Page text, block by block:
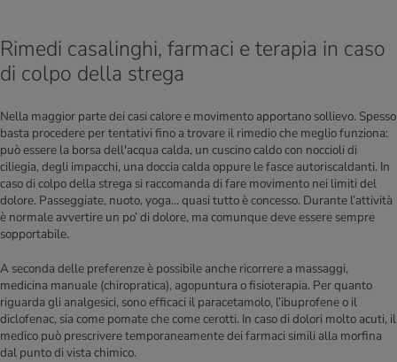
Rimedi casalinghi, farmaci e terapia in caso
di colpo della strega
Nella maggior parte dei casi calore e movimento apportano sollievo. Spesso
basta procedere per tentativi fino a trovare il rimedio che meglio funziona:
può essere la borsa dell'acqua calda, un cuscino caldo con noccioli di
ciliegia, degli impacchi, una doccia calda oppure le fasce autoriscaldanti. In
caso di colpo della strega si raccomanda di fare movimento nei limiti del
dolore. Passeggiate, nuoto, yoga... quasi tutto è concesso. Durante l’attività
è normale avvertire un po’ di dolore, ma comunque deve essere sempre
sopportabile.
A seconda delle preferenze è possibile anche ricorrere a massaggi,
medicina manuale (chiropratica), agopuntura o fisioterapia. Per quanto
riguarda gli analgesici, sono efficaci il paracetamolo, l’ibuprofene o il
diclofenac, sia come pomate che come cerotti. In caso di dolori molto acuti, il
medico può prescrivere temporaneamente dei farmaci simili alla morfina
dal punto di vista chimico.